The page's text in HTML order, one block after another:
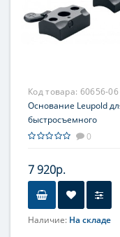
Код товара: 60656-06
Основание Leupold
быстросъемного
кронштейна, на
0
7 920р.
Наличие: На складе